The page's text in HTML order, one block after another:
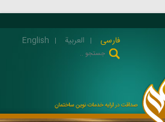
فارسی العربية English